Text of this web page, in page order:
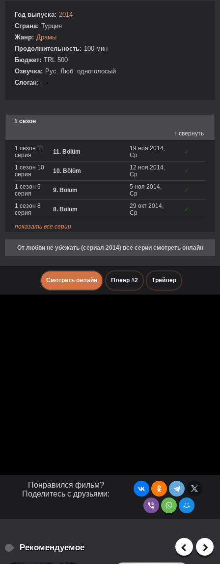
Год выпуска: 2014
Страна: Турция
Жанр: Драмы
Продолжительность: 100 мин
Бюджет: TRL 500
Озвучка: Рус. Люб. одноголосый
Слоган: —
1 сезон
↑ свернуть
1 сезон 11
серия
11. Bölüm
19 ноя 2014,
Ср
✓
1 сезон 10
серия
10. Bölüm
12 ноя 2014,
Ср
✓
1 сезон 9
серия
9. Bölüm
5 ноя 2014,
Ср
✓
1 сезон 8
серия
8. Bölüm
29 окт 2014,
Ср
✓
показать все серии
От любви не убежать (сериал 2014) все серии смотреть онлайн
Смотреть онлайн Плеер #2 Трейлер
Понравился фильм?
Поделитесь с друзьями:
Рекомендуемое